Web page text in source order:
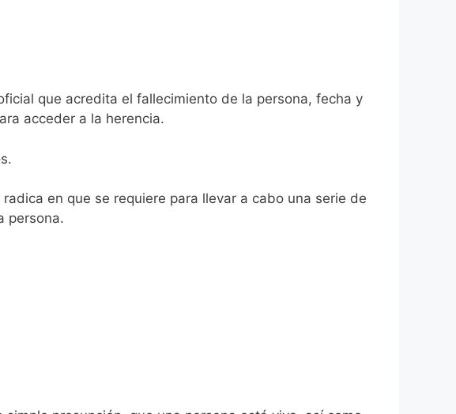
que acredita el fallecimiento de la persona, fecha y
acceder a la herencia.
en que se requiere para llevar a cabo una serie de
persona.